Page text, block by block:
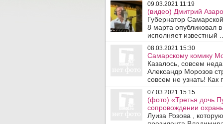
09.03.2021 11:19
(видео) Дмитрий
Губернатор
8 марта опубликовал
исполняет известный ..
08.03.2021 15:30
Самарскому комику
Казалось, совсем
Александр Морозов
совсем не узнать! Как
07.03.2021 15:15
(фото) «Третья дочь
сопровождении
Луиза Розова ,